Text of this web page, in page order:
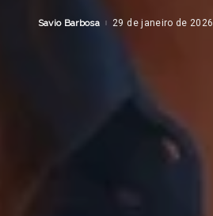
Posted
Savio Barbosa 29 de janeiro de 2026